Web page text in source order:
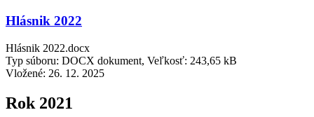
Hlásnik 2022
Hlásnik 2022.docx
Typ súboru: DOCX dokument, Veľkosť: 243,65 kB
Vložené: 26. 12. 2025
Rok 2021